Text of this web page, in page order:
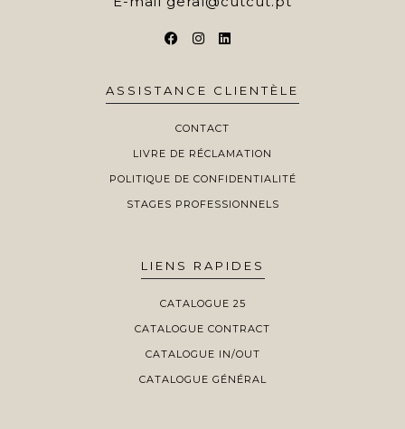
ASSISTANCE CLIENTÈLE
CONTACT
LIVRE DE RÉCLAMATION
POLITIQUE DE CONFIDENTIALITÉ
STAGES PROFESSIONNELS
LIENS RAPIDES
CATALOGUE 25
CATALOGUE CONTRACT
CATALOGUE IN/OUT
CATALOGUE GÉNÉRAL